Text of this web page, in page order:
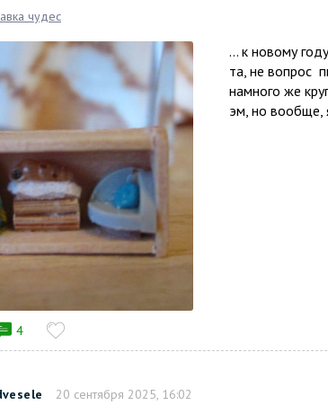
чудес
… к новому
та, не вопрос
намного же
эм, но вообще,
4
20 сентября 2025, 16:02